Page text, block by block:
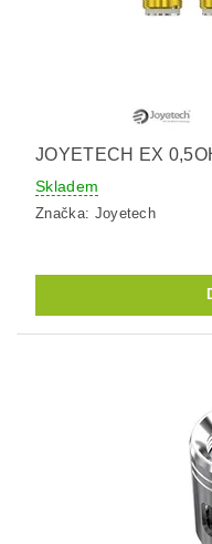
JOYETECH EX
Skladem
Značka: Joyetech